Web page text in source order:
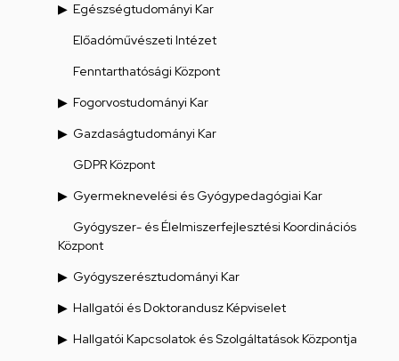
Egészségtudományi Kar
Előadóművészeti Intézet
Fenntarthatósági Központ
Fogorvostudományi Kar
Gazdaságtudományi Kar
GDPR Központ
Gyermeknevelési és Gyógypedagógiai Kar
Gyógyszer- és Élelmiszerfejlesztési Koordinációs
Központ
Gyógyszerésztudományi Kar
Hallgatói és Doktorandusz Képviselet
Hallgatói Kapcsolatok és Szolgáltatások Központja